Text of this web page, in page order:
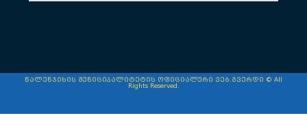
წალენჯიხის მუნიციპალიტეტის ოფიციალური ვებ.გვერდი © All
Rights Reserved.